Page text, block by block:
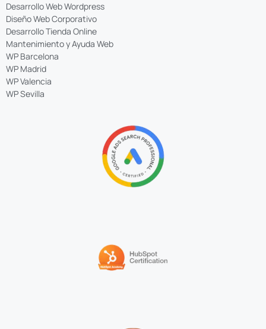
Desarrollo Web Wordpress
Diseño Web Corporativo
Desarrollo Tienda Online
Mantenimiento y Ayuda Web
WP Barcelona
WP Madrid
WP Valencia
WP Sevilla